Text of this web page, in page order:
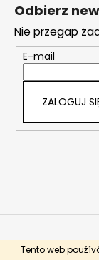
Tento web
c
a
m
Odbierz
Nie przegap
E-mail
ZALOGUJ
Copyright